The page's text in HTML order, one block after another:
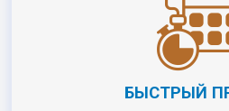
БЫСТРЫЙ